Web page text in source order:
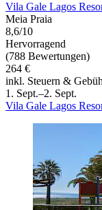
Vila Gale Lagos
Meia Praia
8,6/10
Hervorragend
(788 Bewertungen)
264 €
inkl. Steuern &
1. Sept.–2. Sept.
Vila Gale Lagos